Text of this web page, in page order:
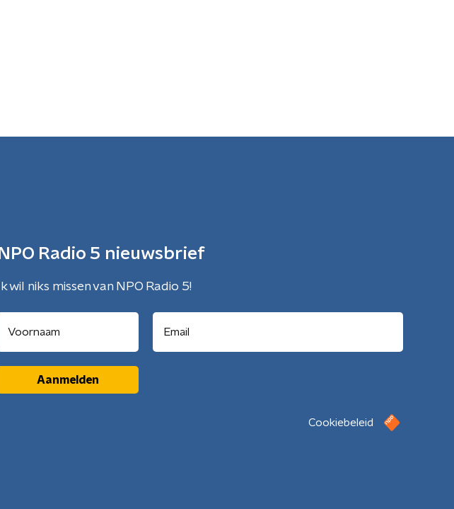
NPO Radio 5 nieuwsbrief
Ik wil niks missen van NPO Radio 5!
Aanmelden
Cookiebeleid